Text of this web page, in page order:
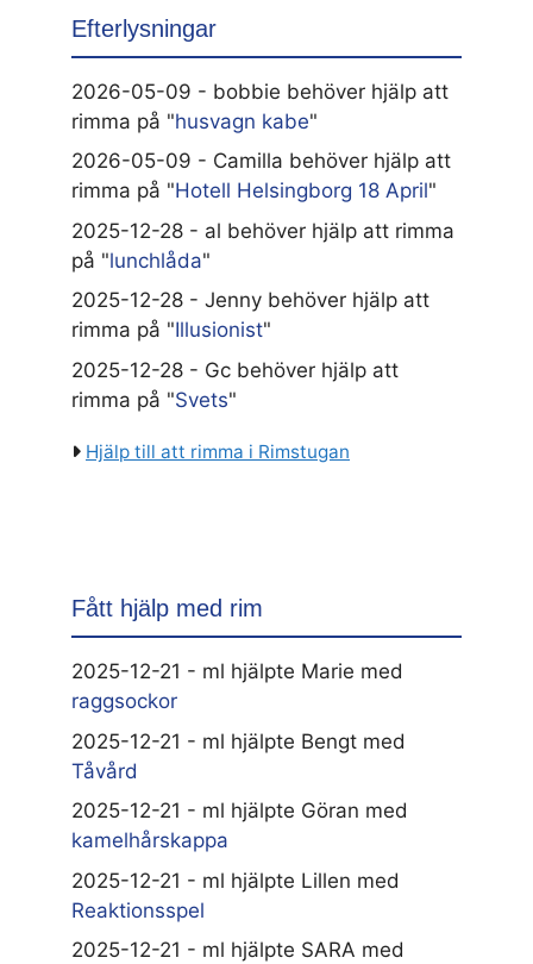
Efterlysningar
2026-05-09 - bobbie behöver hjälp att
rimma på "husvagn kabe"
2026-05-09 - Camilla behöver hjälp att
rimma på "Hotell Helsingborg 18 April"
2025-12-28 - al behöver hjälp att rimma
på "lunchlåda"
2025-12-28 - Jenny behöver hjälp att
rimma på "Illusionist"
2025-12-28 - Gc behöver hjälp att
rimma på "Svets"
Hjälp till att rimma i Rimstugan
Fått hjälp med rim
2025-12-21 - ml hjälpte Marie med
raggsockor
2025-12-21 - ml hjälpte Bengt med
Tåvård
2025-12-21 - ml hjälpte Göran med
kamelhårskappa
2025-12-21 - ml hjälpte Lillen med
Reaktionsspel
2025-12-21 - ml hjälpte SARA med